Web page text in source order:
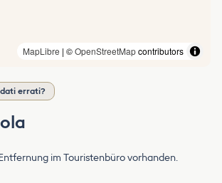
MapLibre | ©OpenStreetMapcontributors
dati errati?
im Touristenbüro vorhanden.